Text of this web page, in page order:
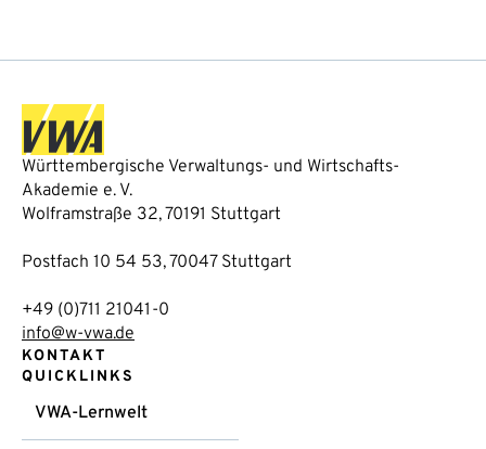
Württembergische Verwaltungs- und Wirtschafts-
Akademie e. V.
Wolframstraße 32, 70191 Stuttgart
Postfach 10 54 53, 70047 Stuttgart
+49 (0)711 21041-0
info@w-vwa.de
KONTAKT
QUICKLINKS
VWA-Lernwelt